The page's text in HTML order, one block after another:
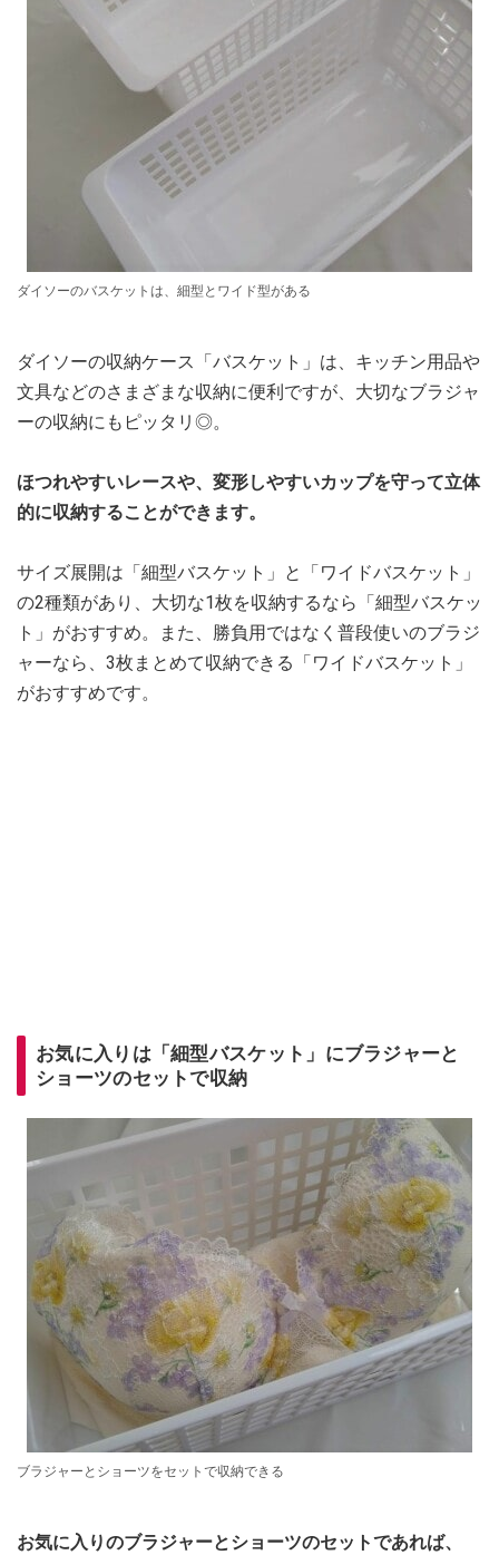
ダイソーのバスケットは、細型とワイド型がある
ダイソーの収納ケース「バスケット」は、キッチン用品や
文具などのさまざまな収納に便利ですが、大切なブラジャ
ーの収納にもピッタリ◎。
ほつれやすいレースや、変形しやすいカップを守って立体
的に収納することができます。
サイズ展開は「細型バスケット」と「ワイドバスケット」
の2種類があり、大切な1枚を収納するなら「細型バスケッ
ト」がおすすめ。また、勝負用ではなく普段使いのブラジ
ャーなら、3枚まとめて収納できる「ワイドバスケット」
がおすすめです。
お気に入りは「細型バスケット」にブラジャーと
ショーツのセットで収納
ブラジャーとショーツをセットで収納できる
お気に入りのブラジャーとショーツのセットであれば、